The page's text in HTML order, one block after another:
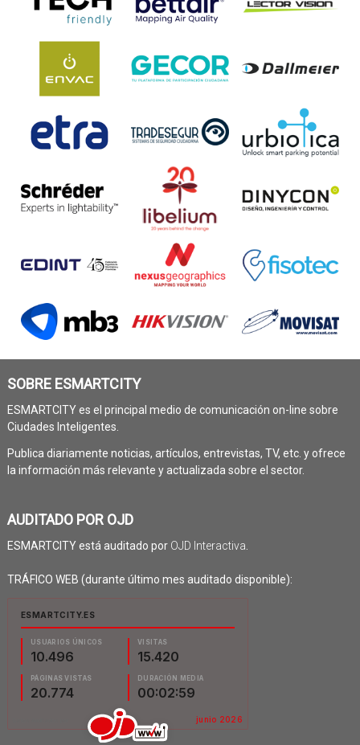
SOBRE ESMARTCITY
ESMARTCITY es el principal medio de comunicación on-line sobre
Ciudades Inteligentes.
Publica diariamente noticias, artículos, entrevistas, TV, etc. y ofrece
la información más relevante y actualizada sobre el sector.
AUDITADO POR OJD
ESMARTCITY está auditado por OJD Interactiva.
TRÁFICO WEB (durante último mes auditado disponible):